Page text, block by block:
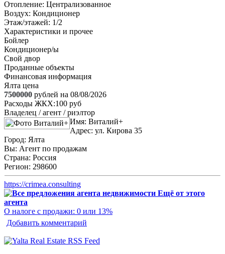
Отопление: Централизованное
Воздух: Кондиционер
Этаж/этажей: 1/2
Характеристики и прочее
Бойлер
Кондиционер/ы
Свой двор
Проданные объекты
Финансовая информация
Ялта цена
7500000 рублей на 08/08/2026
Расходы ЖКХ:100 руб
Владелец / агент / риэлтор
Имя: Виталий+
Адрес: ул. Кирова 35
Город: Ялта
Вы: Агент по продажам
Страна: Россия
Регион: 298600
https://crimea.consulting
Ещё от этого
агента
О налоге с продажи: 0 или 13%
Добавить комментарий